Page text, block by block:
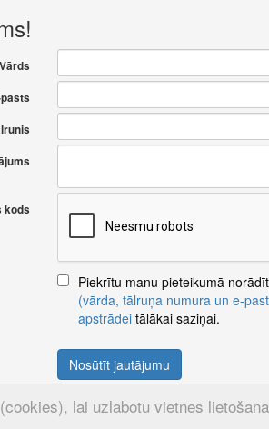
lai uzlabotu vietnes
Vārds
kods
Piekrītu manu pieteikumā
(vārda, tālruņa numura un e-
apstrādeitālākai saziņai.
Nosūtīt jautājumu